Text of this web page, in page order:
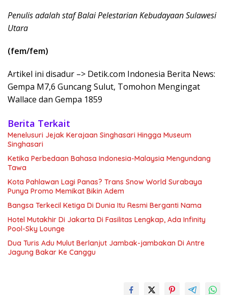
Penulis adalah staf Balai Pelestarian Kebudayaan Sulawesi
Utara
(fem/fem)
Artikel ini disadur –> Detik.com Indonesia Berita News:
Gempa M7,6 Guncang Sulut, Tomohon Mengingat
Wallace dan Gempa 1859
Berita Terkait
Menelusuri Jejak Kerajaan Singhasari Hingga Museum
Singhasari
Ketika Perbedaan Bahasa Indonesia-Malaysia Mengundang
Tawa
Kota Pahlawan Lagi Panas? Trans Snow World Surabaya
Punya Promo Memikat Bikin Adem
Bangsa Terkecil Ketiga Di Dunia Itu Resmi Berganti Nama
Hotel Mutakhir Di Jakarta Di Fasilitas Lengkap, Ada Infinity
Pool-Sky Lounge
Dua Turis Adu Mulut Berlanjut Jambak-jambakan Di Antre
Jagung Bakar Ke Canggu